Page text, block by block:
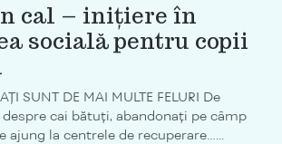
cal – inițiere în
socială pentru copii
SUNT DE MAI MULTE FELURI De
cai bătuți, abandonați pe câmp
ajung la centrele de recuperare…...